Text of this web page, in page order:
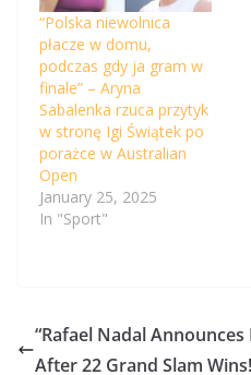
“Polska niewolnica
płacze w domu,
podczas gdy ja gram w
finale” – Aryna
Sabalenka rzuca przytyk
w stronę Igi Świątek po
porażce w Australian
Open
January 25, 2025
In "Sport"
“Rafael Nadal
After 22 Grand Slam